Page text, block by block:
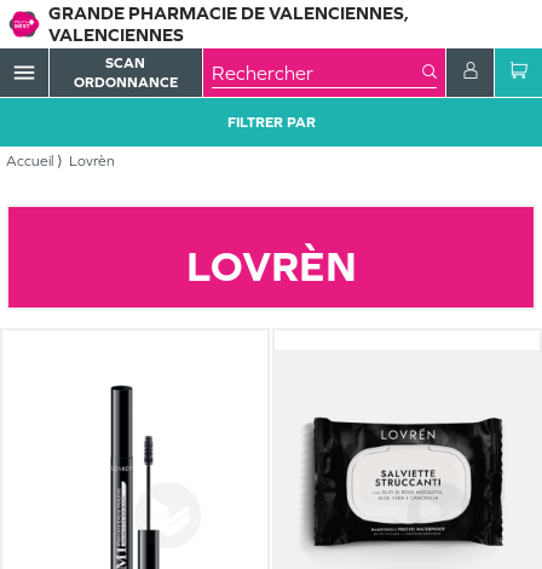
GRANDE PHARMACIE DE VALENCIENNES,
VALENCIENNES
menu
SCAN
ORDONNANCE
Accueil Lovrèn
FILTRER PAR
LOVRÈN